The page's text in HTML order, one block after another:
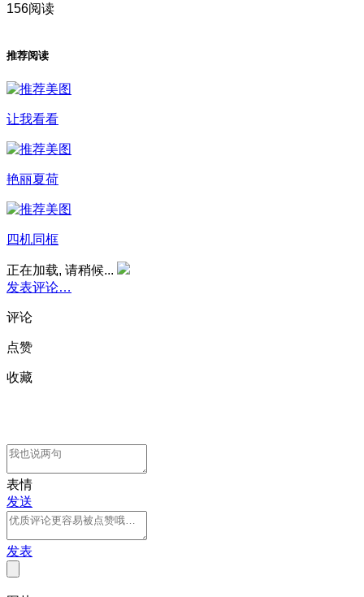
156阅读
推荐阅读
让我看看
艳丽夏荷
四机同框
正在加载, 请稍候...
发表评论…
评论
点赞
收藏
表情
发送
发表